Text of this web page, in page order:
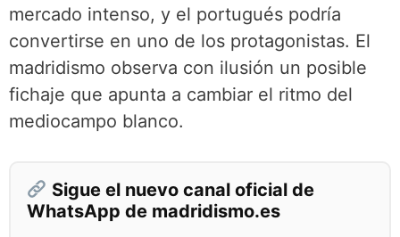
mercado intenso, y el portugués podría
convertirse en uno de los protagonistas. El
madridismo observa con ilusión un posible
fichaje que apunta a cambiar el ritmo del
mediocampo blanco.
Sigue el nuevo canal oficial de
WhatsApp de madridismo.es